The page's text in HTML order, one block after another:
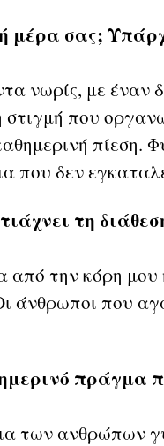
μέρα σας;
νωρίς, με
στιγμή που
πίεση.
που δεν
τη
την κόρη μου
άνθρωποι που
πράγμα
των ανθρώπων